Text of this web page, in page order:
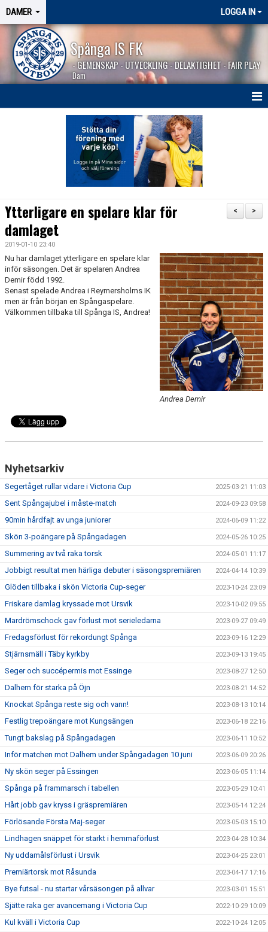
DAMER LOGGA IN
Spånga IS FK
- GEMENSKAP - UTVECKLING - DELAKTIGHET - FAIR PLAY
Dam
MATCHER
BILDGALLERI
KONTAKT
DOKUMENT
>
<
Ytterligare en spelare klar för
damlaget
2019-01-10 23:40
Andrea Demir
Nu har damlaget ytterligare en spelare klar
inför säsongen. Det är spelaren Andrea
Demir född 1992.
Senast spelade Andrea i Reymersholms IK
men är från början en Spångaspelare.
Välkommen tillbaka till Spånga IS, Andrea!
Nyhetsarkiv
Segertåget rullar vidare i Victoria Cup 2025-03-21 11:03
Sent Spångajubel i måste-match 2024-09-23 09:58
90min hårdfajt av unga juniorer 2024-06-09 11:22
Skön 3-poängare på Spångadagen 2024-05-26 10:25
Summering av två raka torsk 2024-05-01 11:17
Jobbigt resultat men härliga debuter i säsongspremiären 2024-04-14 10:39
Glöden tillbaka i skön Victoria Cup-seger 2023-10-24 23:09
Friskare damlag kryssade mot Ursvik 2023-10-02 09:55
Mardrömschock gav förlust mot serieledarna 2023-09-27 09:49
Fredagsförlust för rekordungt Spånga 2023-09-16 12:29
Stjärnsmäll i Täby kyrkby 2023-09-13 19:45
Seger och succépermis mot Essinge 2023-08-27 12:50
Dalhem för starka på Öjn 2023-08-21 14:52
Knockat Spånga reste sig och vann! 2023-08-13 10:14
Festlig trepoängare mot Kungsängen 2023-06-18 22:16
Tungt bakslag på Spångadagen 2023-06-11 10:52
Inför matchen mot Dalhem under Spångadagen 10 juni 2023-06-09 20:26
Ny skön seger på Essingen 2023-06-05 11:14
Spånga på frammarsch i tabellen 2023-05-29 10:41
Hårt jobb gav kryss i gräspremiären 2023-05-14 12:24
Förlösande Första Maj-seger 2023-05-03 15:10
Lindhagen snäppet för starkt i hemmaförlust 2023-04-28 10:34
Ny uddamålsförlust i Ursvik 2023-04-25 23:01
Premiärtorsk mot Råsunda 2023-04-17 17:16
Bye futsal - nu startar vårsäsongen på allvar 2023-03-01 15:51
Sjätte raka ger avancemang i Victoria Cup 2022-10-29 10:09
Kul kväll i Victoria Cup 2022-10-24 12:05